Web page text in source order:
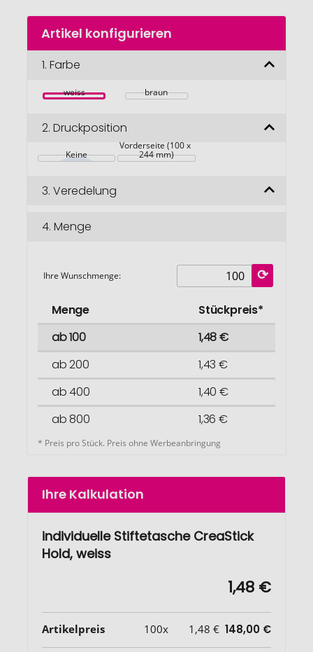
Zum
Anfang
Bildgalerie
Artikel konfigurieren
1. Farbe
weiss braun
2. Druckposition
Keine
Vorderseite (100 x
244 mm)
3. Veredelung
4. Menge
Ihre Wunschmenge:
Menge
Stückpreis*
ab 100
1,48 €
ab 200
1,43 €
ab 400
1,40 €
ab 800
1,36 €
* Preis pro Stück. Preis ohne Werbeanbringung
Ihre Kalkulation
individuelle Stiftetasche CreaStick
Hold, weiss
1,48 €
Artikelpreis 100x 1,48 € 148,00 €